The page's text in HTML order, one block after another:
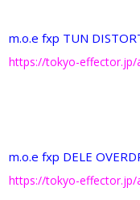
m.o.e fxp TUN
https://tokyo-effector.jp/
m.o.e fxp DELE
https://tokyo-effector.jp/